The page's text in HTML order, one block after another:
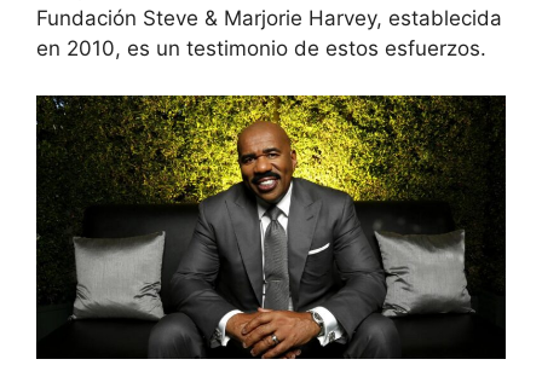
Fundación Steve & Marjorie Harvey, establecida
en 2010, es un testimonio de estos esfuerzos.